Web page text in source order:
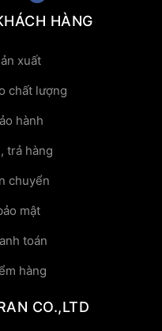
HÀNG
xuất
chất lượng
hành
trả hàng
chuyển
mật
toán
hàng
CO.,LTD